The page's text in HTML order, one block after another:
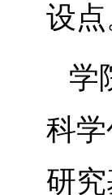
设
学
科
研